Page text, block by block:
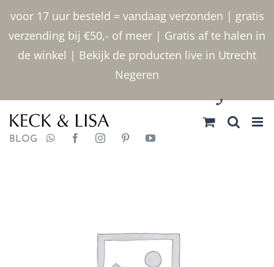
voor 17 uur besteld = vandaag verzonden | gratis
verzending bij €50,- of meer | Gratis af te halen in
de winkel | Bekijk de producten live in Utrecht
Negeren
inhoud
030 2400000
BLOG